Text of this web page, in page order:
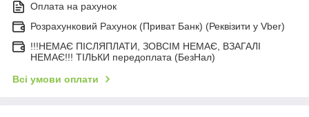
Оплата на рахунок
Розрахунковий Рахунок (Приват Банк) (Реквізити у Vber)
!!!НЕМАЄ ПІСЛЯПЛАТИ, ЗОВСІМ НЕМАЄ, ВЗАГАЛІ
НЕМАЄ!!! ТІЛЬКИ передоплата (БезНал)
Всі умови оплати